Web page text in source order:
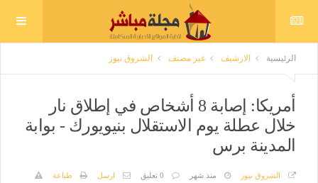
الرئيسية الارشيف غير مصنف الشروق نيوز
أمريكا: إصابة 8 أشخاص في إطلاق نار
خلال عطلة يوم الاستقلال بنيويورك - بوابة
المدينة برس
الشروق نيوز منذ شهر 0 تعليق ارسل
طباعة